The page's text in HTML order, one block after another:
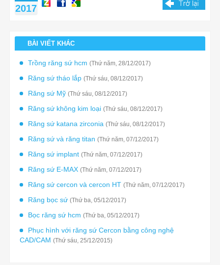
2017
BÀI VIẾT KHÁC
Trồng răng sứ hcm (Thứ năm, 28/12/2017)
Răng sứ tháo lắp (Thứ sáu, 08/12/2017)
Răng sứ Mỹ (Thứ sáu, 08/12/2017)
Răng sứ không kim loại (Thứ sáu, 08/12/2017)
Răng sứ katana zirconia (Thứ sáu, 08/12/2017)
Răng sứ và răng titan (Thứ năm, 07/12/2017)
Răng sứ implant (Thứ năm, 07/12/2017)
Răng sứ E-MAX (Thứ năm, 07/12/2017)
Răng sứ cercon và cercon HT (Thứ năm, 07/12/2017)
Răng bọc sứ (Thứ ba, 05/12/2017)
Bọc răng sứ hcm (Thứ ba, 05/12/2017)
Phục hình với răng sứ Cercon bằng công nghệ
CAD/CAM (Thứ sáu, 25/12/2015)